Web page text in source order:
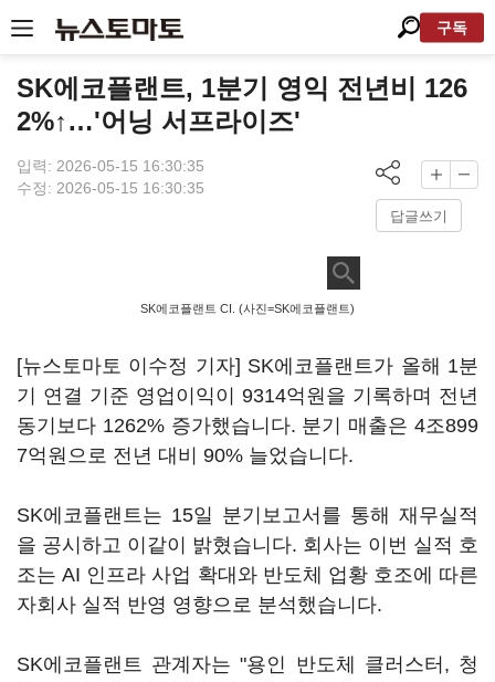
구독
SK에코플랜트, 1분기 영익 전년비 126
2%↑…'어닝 서프라이즈'
입력: 2026-05-15 16:30:35
수정: 2026-05-15 16:30:35
답글쓰기
SK에코플랜트 CI. (사진=SK에코플랜트)
[뉴스토마토 이수정 기자] SK에코플랜트가 올해 1분
기 연결 기준 영업이익이 9314억원을 기록하며 전년
동기보다 1262% 증가했습니다. 분기 매출은 4조899
7억원으로 전년 대비 90% 늘었습니다.
SK에코플랜트는 15일 분기보고서를 통해 재무실적
을 공시하고 이같이 밝혔습니다. 회사는 이번 실적 호
조는 AI 인프라 사업 확대와 반도체 업황 호조에 따른
자회사 실적 반영 영향으로 분석했습니다.
SK에코플랜트 관계자는 "용인 반도체 클러스터, 청